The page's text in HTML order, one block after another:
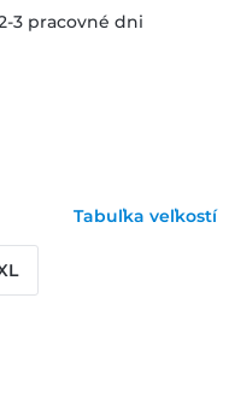
3 pracovné dni
Tabuľka veľkostí